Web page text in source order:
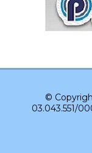
©
03.043.551/